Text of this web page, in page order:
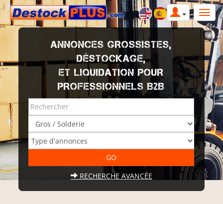
ANNONCES GROSSISTES,
DÉSTOCKAGE,
ET LIQUIDATION POUR
PROFESSIONNELS B2B
RECHERCHE AVANCÉE